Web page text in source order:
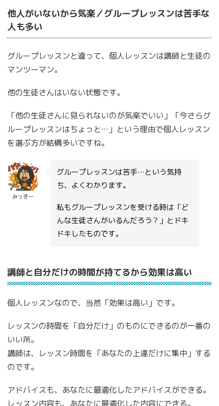
他人がいないから気楽／グループレッスンは苦手な
人も多い
グループレッスンと違って、個人レッスンは講師と生徒の
マンツーマン。
他の生徒さんはいない状態です。
「他の生徒さんに見られないのが気楽でいい」「今さらグ
ループレッスンはちょっと…」という理由で個人レッスン
を選ぶ方が結構多いですね。
みっきー
グループレッスンは苦手…という気持
ち、よくわかります。
私もグループレッスンを受ける時は「ど
んな生徒さんがいるんだろう？」とドキ
ドキしたものです。
講師と自分だけの時間が持てるから効果は高い
個人レッスンなので、当然「効果は高い」です。
レッスンの時間を「自分だけ」のものにできるのが一番の
いい所。
講師は、レッスン時間を「あなたの上達だけに集中」する
のです。
アドバイスも、あなたに最適化したアドバイスができる。
レッスン内容も、あなたに最適化した内容にできる。